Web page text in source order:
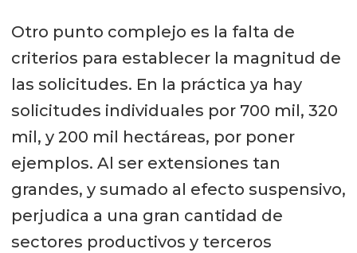
Otro punto complejo es la falta de
criterios para establecer la magnitud de
las solicitudes. En la práctica ya hay
solicitudes individuales por 700 mil, 320
mil, y 200 mil hectáreas, por poner
ejemplos. Al ser extensiones tan
grandes, y sumado al efecto suspensivo,
perjudica a una gran cantidad de
sectores productivos y terceros